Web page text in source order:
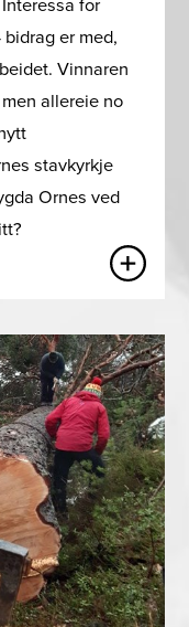
for
er med,
Vinnaren
allereie no
stavkyrkje
Ornes ved